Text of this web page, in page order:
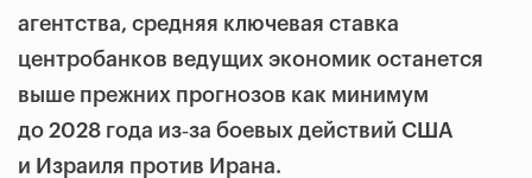
агентства, средняя ключевая ставка
центробанков ведущих экономик останется
выше прежних прогнозов как минимум
до 2028 года из‑за боевых действий США
и Израиля против Ирана.